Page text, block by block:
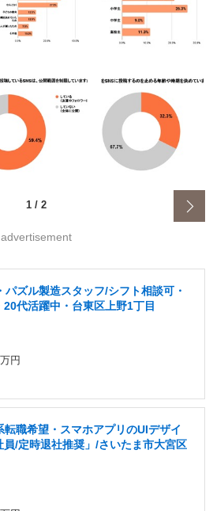
1 / 2
advertisement
パズル製造スタッフ/シフト相談可・
代活躍中・台東区上野1丁目
円
転職希望・スマホアプリのUIデザイ
/定時退社推奨」/さいたま市大宮区